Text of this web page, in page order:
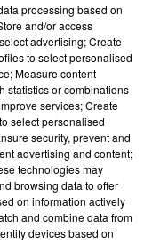
9h35
9h35
processing based on
and/or access
advertising; Create
to select personalised
Measure content
statistics or combinations
services; Create
select personalised
security, prevent and
advertising and content;
technologies may
browsing data to offer
on information actively
and combine data from
devices based on